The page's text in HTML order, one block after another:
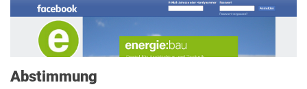
Roland Mösl: „Man wollte wohl
Kasse machen statt neue Produkte
erfinden.“ lesen
Abstimmung